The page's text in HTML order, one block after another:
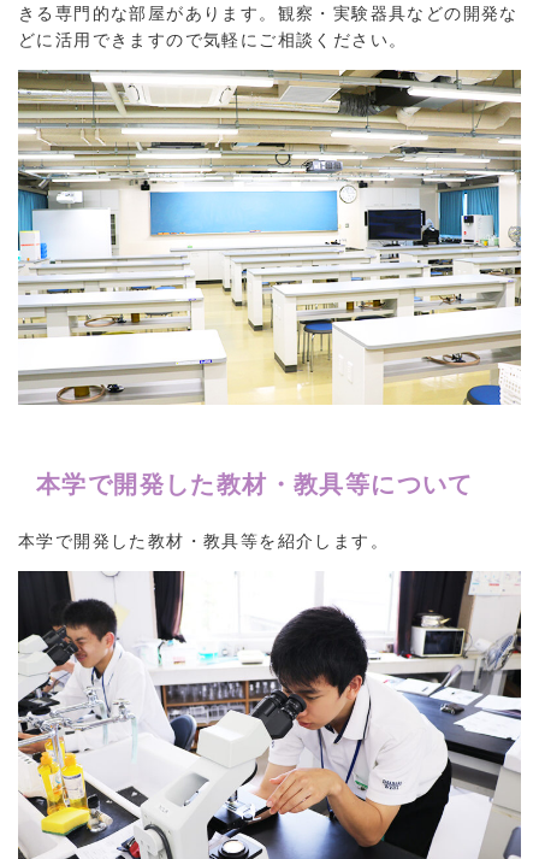
きる専門的な部屋があります。観察・実験器具などの開発な
どに活用できますので気軽にご相談ください。
本学で開発した教材・教具等について
本学で開発した教材・教具等を紹介します。